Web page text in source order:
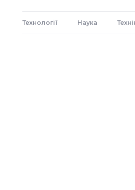
Технології Наука